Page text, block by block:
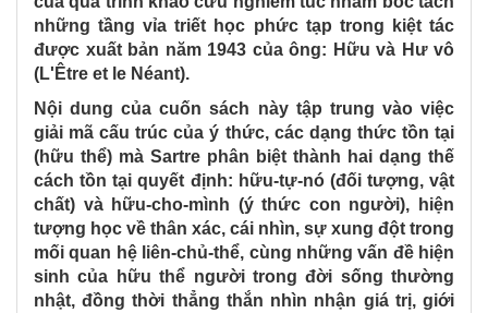
những tầng vỉa triết học phức tạp trong kiệt tác
được xuất bản năm 1943 của ông: Hữu và Hư vô
(L'Être et le Néant).
Nội dung của cuốn sách này tập trung vào việc
giải mã cấu trúc của ý thức, các dạng thức tồn tại
(hữu thể) mà Sartre phân biệt thành hai dạng thế
cách tồn tại quyết định: hữu-tự-nó (đối tượng, vật
chất) và hữu-cho-mình (ý thức con người), hiện
tượng học về thân xác, cái nhìn, sự xung đột trong
mối quan hệ liên-chủ-thể, cùng những vấn đề hiện
sinh của hữu thể người trong đời sống thường
nhật, đồng thời thẳng thắn nhìn nhận giá trị, giới